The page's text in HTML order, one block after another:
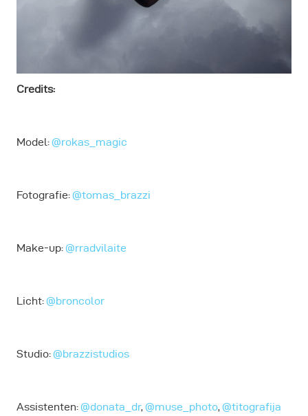
Credits:
Model:@rokas_magic
Fotografie:@tomas_brazzi
Make-up:@rradvilaite
Licht:@broncolor
Studio:@brazzistudios
Assistenten:@donata_dr, @muse_photo, @titografija